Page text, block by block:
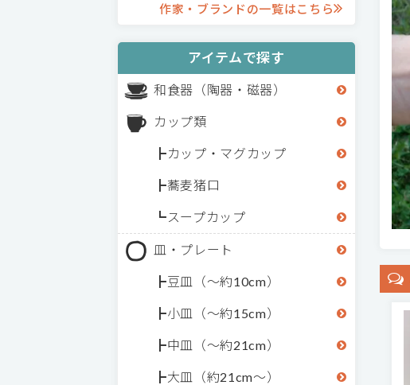
作家・ブランドの一覧はこちら
アイテムで探す
和食器（陶器・磁器）
カップ類
カップ・マグカップ
蕎麦猪口
スープカップ
皿・プレート
豆皿（～約10cm）
小皿（～約15cm）
中皿（～約21cm）
大皿（約21cm～）